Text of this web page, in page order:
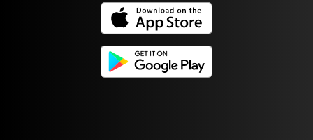
Digital transformation